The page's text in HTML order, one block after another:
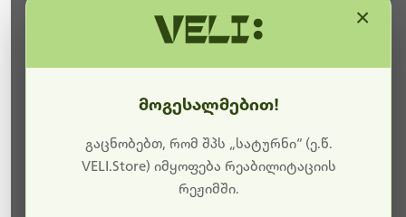
ბოდიშს გიხდით შეფერხებისთვის. ამჟამად
მიმდინარეობს საიტის განახლება და ტექნიკური
სამუშაოები.
მალე ისევ ხელმისაწვდომი იქნება. გმადლობთ
მოგესალმებით!
გაცნობებთ, რომ შპს „სატურნი“ (ე.წ.
VELI.Store) იმყოფება რეაბილიტაციის
რეჟიმში.
×